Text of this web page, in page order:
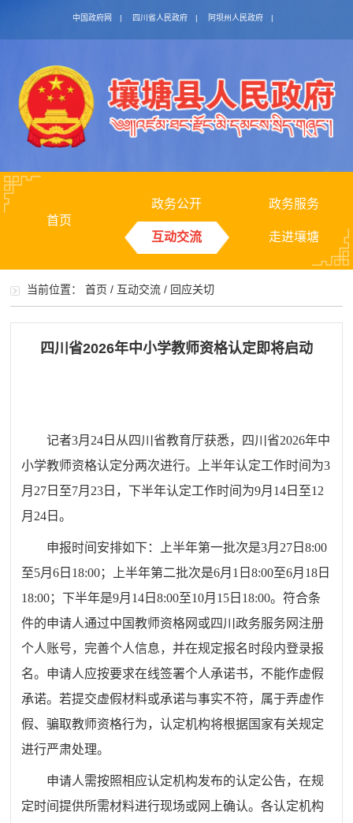
中国政府网 | 四川省人民政府 | 阿坝州人民政府 |
首页
政务公开 政务服务
互动交流 走进壤塘
当前位置：首页 / 互动交流 / 回应关切
四川省2026年中小学教师资格认定即将启动
记者3月24日从四川省教育厅获悉，四川省2026年中
小学教师资格认定分两次进行。上半年认定工作时间为3
月27日至7月23日，下半年认定工作时间为9月14日至12
月24日。
申报时间安排如下：上半年第一批次是3月27日8:00
至5月6日18:00；上半年第二批次是6月1日8:00至6月18日
18:00；下半年是9月14日8:00至10月15日18:00。符合条
件的申请人通过中国教师资格网或四川政务服务网注册
个人账号，完善个人信息，并在规定报名时段内登录报
名。申请人应按要求在线签署个人承诺书，不能作虚假
承诺。若提交虚假材料或承诺与事实不符，属于弄虚作
假、骗取教师资格行为，认定机构将根据国家有关规定
进行严肃处理。
申请人需按照相应认定机构发布的认定公告，在规
定时间提供所需材料进行现场或网上确认。各认定机构